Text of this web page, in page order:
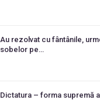
Au rezolvat cu fântânile,
sobelor pe…
Dictatura – forma supremă